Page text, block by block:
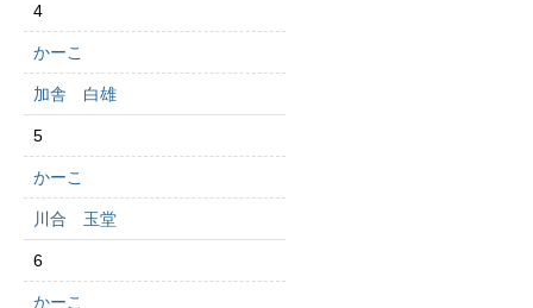
4
かーこ
加舎 白雄
5
かーこ
川合 玉堂
6
かーこ